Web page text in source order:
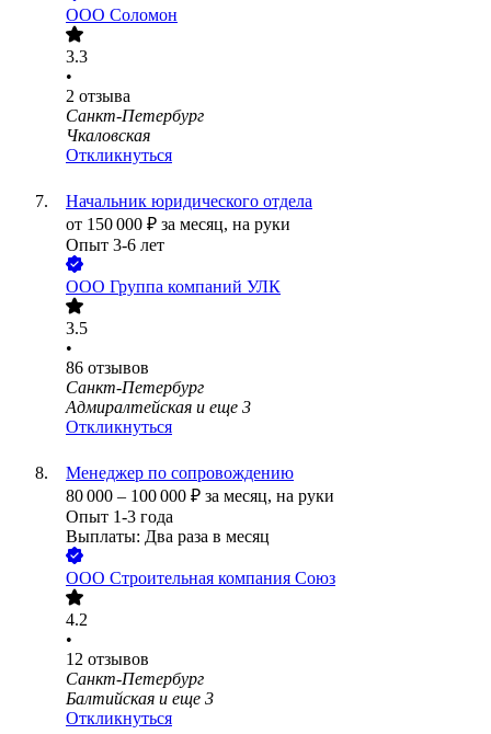
ООО Соломон
3.3
•
2 отзыва
Санкт-Петербург
Чкаловская
Откликнуться
Начальник юридического отдела
от 150 000 ₽ за месяц, на руки
Опыт 3-6 лет
ООО Группа компаний УЛК
3.5
•
86 отзывов
Санкт-Петербург
Адмиралтейская и еще 3
Откликнуться
Менеджер по сопровождению
80 000 – 100 000 ₽ за месяц, на руки
Опыт 1-3 года
Выплаты: Два раза в месяц
ООО Строительная компания Союз
4.2
•
12 отзывов
Санкт-Петербург
Балтийская и еще 3
Откликнуться